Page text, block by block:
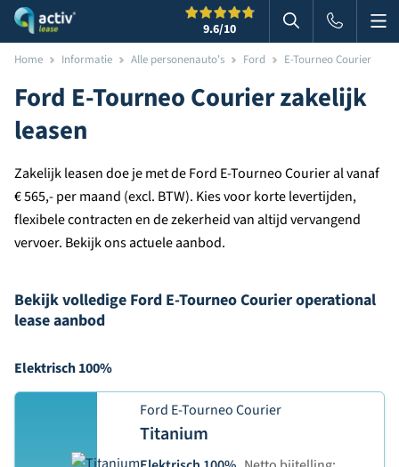
9.6/10 Zoeken in
Home Informatie Alle personenauto's Ford E-Tourneo Courier
Ford E-Tourneo Courier zakelijk
leasen
Zakelijk leasen doe je met de Ford E-Tourneo Courier al vanaf
€ 565,- per maand (excl. BTW). Kies voor korte levertijden,
flexibele contracten en de zekerheid van altijd vervangend
vervoer. Bekijk ons actuele aanbod.
Bekijk volledige Ford E-Tourneo Courier operational
lease aanbod
Elektrisch 100%
Ford E-Tourneo Courier
Titanium